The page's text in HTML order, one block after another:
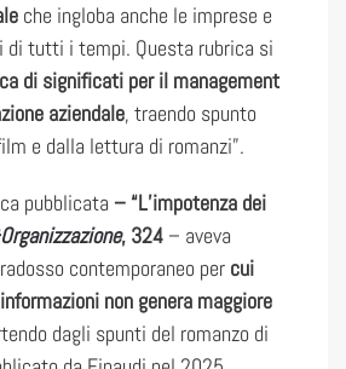
che ingloba anche le imprese e
di tutti i tempi. Questa rubrica si
di significati per il management
aziendale, traendo spunto
e dalla lettura di romanzi”.
pubblicata – “L’impotenza dei
, 324 – aveva
contemporaneo per cui
non genera maggiore
dagli spunti del romanzo di